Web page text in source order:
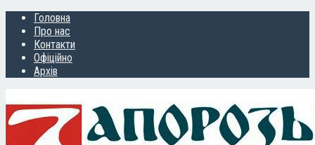
Головна
Про нас
Контакти
Офіційно
Архів